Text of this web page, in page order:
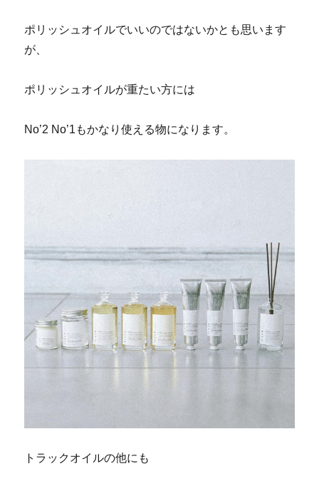
ポリッシュオイルでいいのではないかとも思います
が、
ポリッシュオイルが重たい方には
No’2 No’1もかなり使える物になります。
トラックオイルの他にも